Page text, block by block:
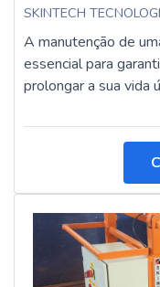
SKINTECH
A manutenção de
essencial para
prolongar a sua vida